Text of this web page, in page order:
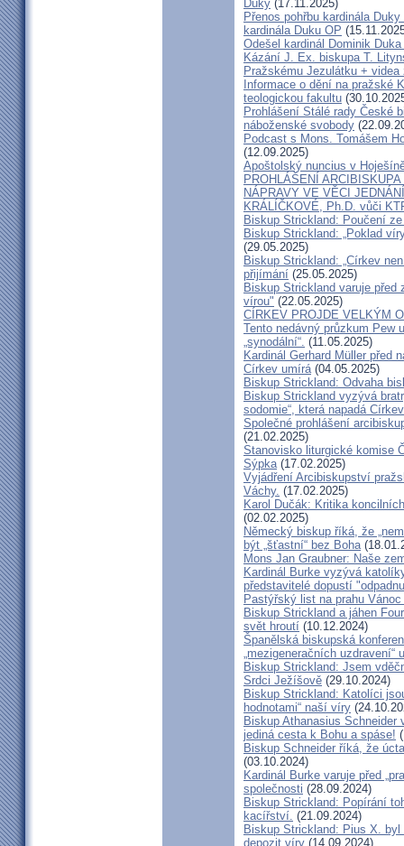
Duky (17.11.2025)
Přenos pohřbu kardinála
kardinála Duku OP
Odešel kardinál Dominik
Kázání J. Ex. biskupa T.
Pražskému Jezulátku + videa
Informace o dění na pražské
teologickou fakultu
Prohlášení Stálé rady České
náboženské svobody
Podcast s Mons. Tomášem
(12.09.2025)
Apoštolský nuncius v
PROHLÁŠENÍ
NÁPRAVY VE VĚCI
KRÁLÍČKOVÉ, Ph.D. vůči
Biskup Strickland: Poučení
Biskup Strickland: „Poklad
(29.05.2025)
Biskup Strickland: „Církev
přijímání (25.05.2025)
Biskup Strickland varuje
vírou" (22.05.2025)
CÍRKEV PROJDE VELKÝM
Tento nedávný průzkum Pew
„synodální“. (11.05.2025)
Kardinál Gerhard Müller před
Církev umírá(04.05.2025)
Biskup Strickland: Odvaha
Biskup Strickland vyzývá
sodomie“, která napadá Církev
Společné prohlášení
(21.02.2025)
Stanovisko liturgické komise
Sýpka(17.02.2025)
Vyjádření Arcibiskupství
Váchy. (17.02.2025)
Karol Dučák: Kritika
(02.02.2025)
Německý biskup říká, že
být „šťastní“ bez Boha
Mons Jan Graubner: Naše
Kardinál Burke vyzývá
představitelé dopustí
Pastýřský list na prahu
Biskup Strickland a jáhen
svět hroutí (10.12.2024)
Španělská biskupská
„mezigeneračních
Biskup Strickland: Jsem
Srdci Ježíšově (29.10.2024)
Biskup Strickland: Katolíci
hodnotami“ naší víry
Biskup Athanasius
jediná cesta k Bohu a spáse!
Biskup Schneider říká, že
(03.10.2024)
Kardinál Burke varuje před
společnosti (28.09.2024)
Biskup Strickland: Popírání
kacířství. (21.09.2024)
Biskup Strickland: Pius X.
depozit víry (14.09.2024)